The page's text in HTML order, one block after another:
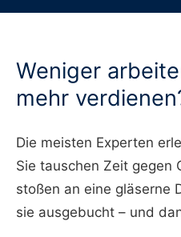
Weniger
mehr
Die meisten Experten
Sie tauschen Zeit gegen
stoßen an eine gläserne
sie ausgebucht – und